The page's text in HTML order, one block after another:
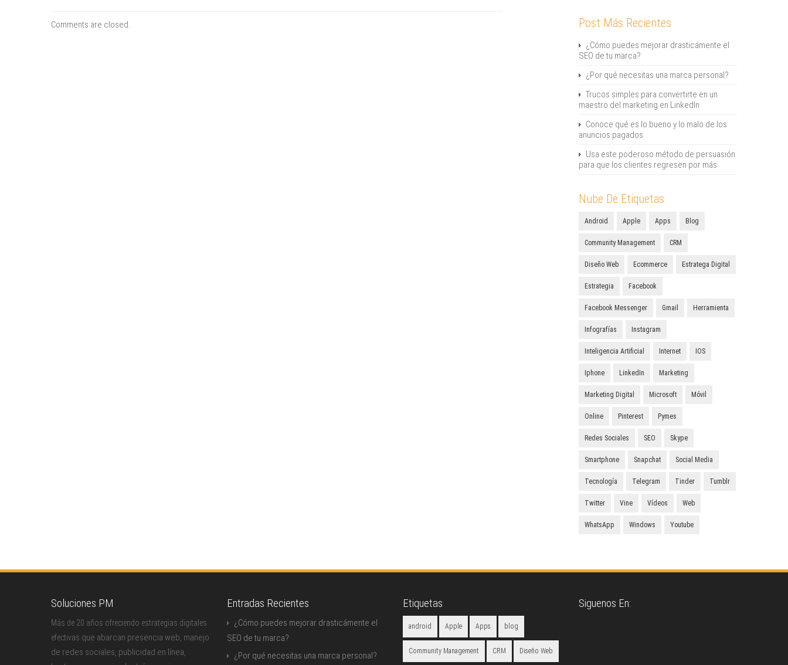
Comments are closed. Post Más Recientes
¿Cómo puedes mejorar drasticámente el
SEO de tu marca?
¿Por qué necesitas una marca personal?
Trucos simples para convertirte en un
maestro del marketing en LinkedIn
Conoce qué es lo bueno y lo malo de los
anuncios pagados
Usa este poderoso método de persuasión
para que los clientes regresen por más
Nube De Etiquetas
Android Apple Apps Blog
Community Management CRM
Diseño Web Ecommerce Estratega Digital
Estrategia Facebook
Facebook Messenger Gmail Herramienta
Infografías Instagram
Inteligencia Artificial Internet IOS
Iphone LinkedIn Marketing
Marketing Digital Microsoft Móvil
Online Pinterest Pymes
Redes Sociales SEO Skype
Smartphone Snapchat Social Media
Tecnología Telegram Tinder Tumblr
Twitter Vine Vídeos Web
WhatsApp Windows Youtube
Soluciones PM
Más de 20 años ofreciendo estrategias digitales
efectivas que abarcan presencia web, manejo
de redes sociales, publicidad en línea,
Entradas Recientes
¿Cómo puedes mejorar drasticámente el
SEO de tu marca?
¿Por qué necesitas una marca personal?
Etiquetas
android Apple Apps blog
Community Management CRM Diseño Web
Siguenos En: